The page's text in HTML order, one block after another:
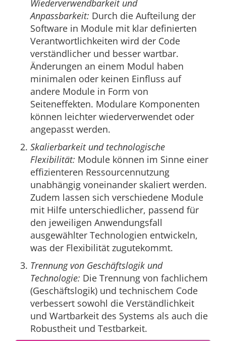
Wiederverwendbarkeit und
Anpassbarkeit: Durch die Aufteilung der
Software in Module mit klar definierten
Verantwortlichkeiten wird der Code
verständlicher und besser wartbar.
Änderungen an einem Modul haben
minimalen oder keinen Einfluss auf
andere Module in Form von
Seiteneffekten. Modulare Komponenten
können leichter wiederverwendet oder
angepasst werden.
Skalierbarkeit und technologische
Flexibilität: Module können im Sinne einer
effizienteren Ressourcennutzung
unabhängig voneinander skaliert werden.
Zudem lassen sich verschiedene Module
mit Hilfe unterschiedlicher, passend für
den jeweiligen Anwendungsfall
ausgewählter Technologien entwickeln,
was der Flexibilität zugutekommt.
Trennung von Geschäftslogik und
Technologie: Die Trennung von fachlichem
(Geschäftslogik) und technischem Code
verbessert sowohl die Verständlichkeit
und Wartbarkeit des Systems als auch die
Robustheit und Testbarkeit.